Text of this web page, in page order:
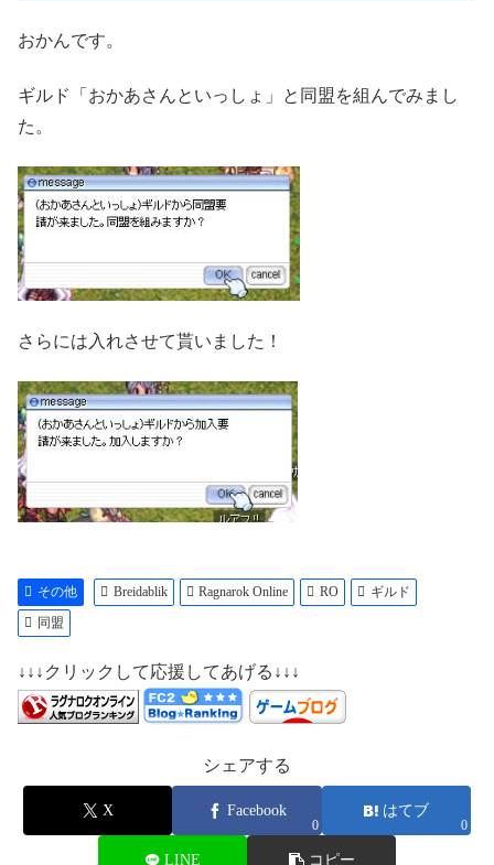
おかんです。
ギルド「おかあさんといっしょ」と同盟を組んでみまし
た。
さらには入れさせて貰いました！
その他 Breidablik Ragnarok Online RO
ギルド
同盟
↓↓↓クリックして応援してあげる↓↓↓
シェアする
X Facebook
0
はてブ
0
LINE コピー